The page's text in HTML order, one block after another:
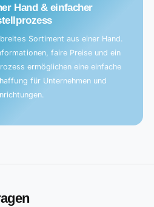
Hand & einfacher
Sortiment aus einer Hand.
faire Preise und ein
ermöglichen eine einfache
für Unternehmen und